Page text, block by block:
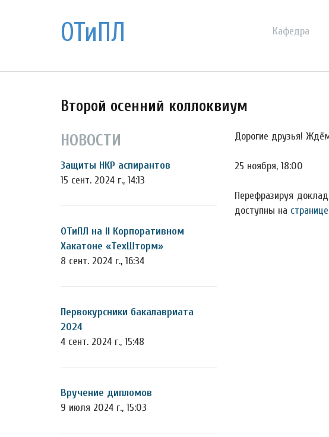
ОТиПЛ Кафедра
Второй осенний коллоквиум
НОВОСТИ
Защиты НКР аспирантов
15 сент. 2024 г., 14:13
ОТиПЛ на II Корпоративном
Хакатоне «ТехШторм»
8 сент. 2024 г., 16:34
Первокурсники бакалавриата
2024
4 сент. 2024 г., 15:48
Вручение дипломов
9 июля 2024 г., 15:03
Дорогие друзья!
25 ноября, 18:00
Перефразируя
доступны на